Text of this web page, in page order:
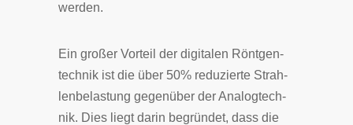
werden.
Ein großer Vor­teil der di­gi­ta­len Röntgen­
tech­nik ist die über 50% re­du­zier­te Strah­
len­be­la­stung ge­gen­über der Ana­log­tech­
nik. Dies liegt da­rin be­grün­det, dass die